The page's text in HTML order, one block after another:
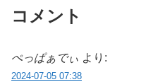
コメント
ぺっぱぁでぃ より:
2024-07-05 07:38